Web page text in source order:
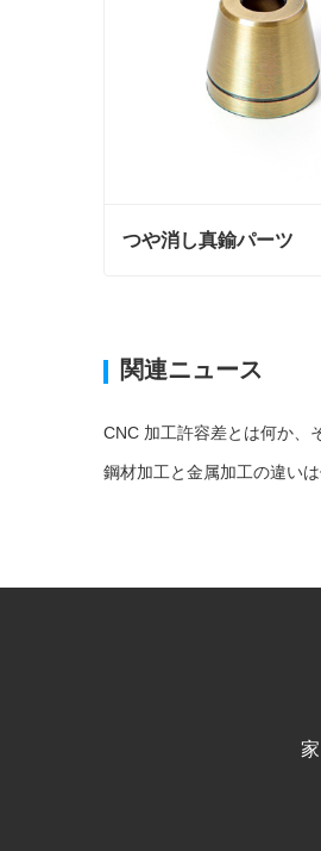
つや消し真鍮パーツ
関連ニュース
鋼材加工と金属加工の違い
家